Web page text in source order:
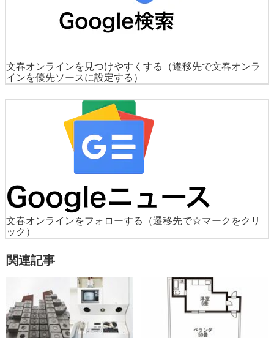
文春オンラインを見つけやすくする
（遷移先で文春オンラ
インを優先ソースに設定する）
文春オンラインをフォローする
（遷移先で☆マークをクリ
ック）
関連記事